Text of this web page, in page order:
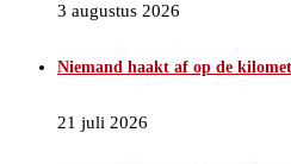
3 augustus 2026
Niemand haakt af op de
21 juli 2026